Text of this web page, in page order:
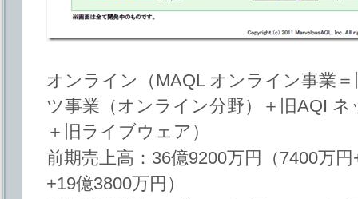
オンライン（MAQL オンライン事業
ツ事業（オンライン分野）＋旧AQI
＋旧ライブウェア）
前期売上高：36億9200万円（7400万
+19億3800万円）